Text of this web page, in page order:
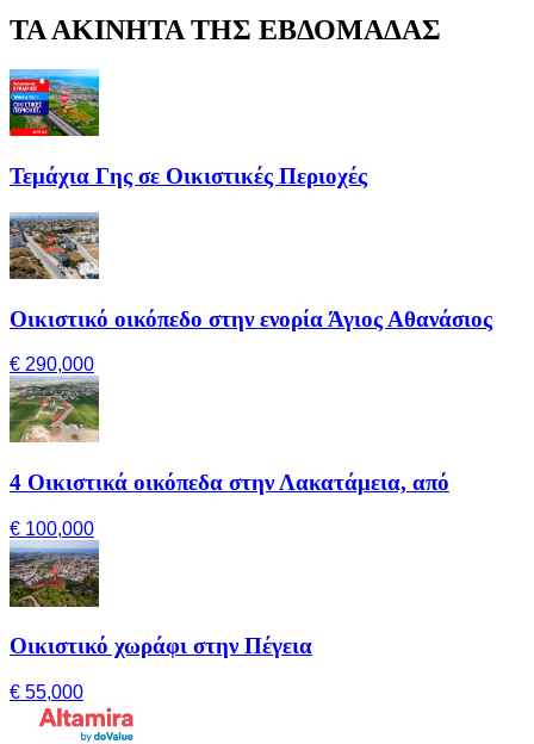
ΤΑ ΑΚΙΝΗΤΑ ΤΗΣ ΕΒΔΟΜΑΔΑΣ
Τεμάχια Γης σε Οικιστικές Περιοχές
Οικιστικό οικόπεδο στην ενορία Άγιος Αθανάσιος
€ 290,000
4 Οικιστικά οικόπεδα στην Λακατάμεια, από
€ 100,000
Οικιστικό χωράφι στην Πέγεια
€ 55,000